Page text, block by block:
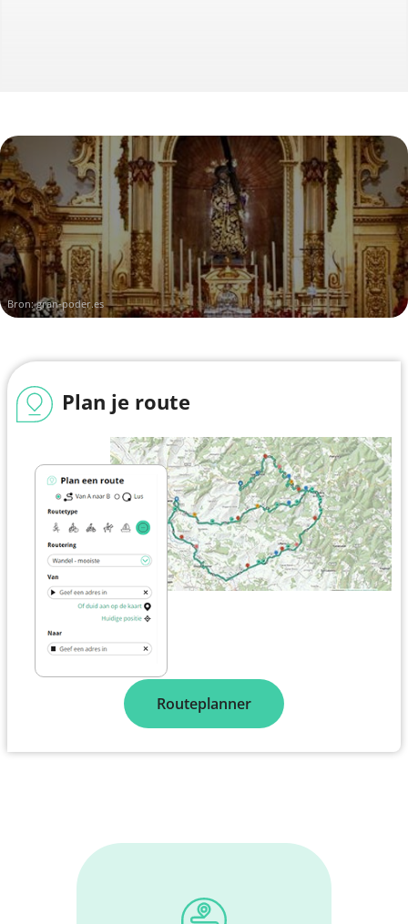
Bron:gran-poder.es
Plan je route
Routeplanner